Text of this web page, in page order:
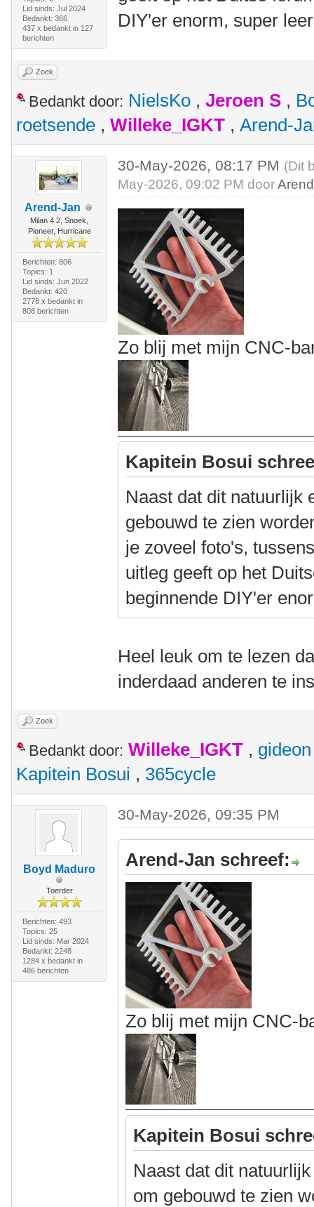
Lid sinds: Jul 2024
Bedankt: 366
437 x bedankt in 127
berichten
DIY'er enorm, super
Zoek
Bedankt door: NielsKo , Jeroen S ,
roetsende , Willeke_IGKT , Arend-
Arend-Jan
Milan 4.2, Snoek,
Pioneer, Hurricane
Berichten: 806
Topics: 1
Lid sinds: Jun 2022
Bedankt: 420
2778 x bedankt in
808 berichten
30-May-2026, 08:17 PM (Dit
May-2026, 09:02 PM door
Zo blij met mijn CNC-
Kapitein Bosui
Naast dat dit natuurlijk
gebouwd te zien
je zoveel foto's,
uitleg geeft op het
beginnende DIY'er
Heel leuk om te lezen
inderdaad anderen te
Zoek
Bedankt door: Willeke_IGKT , gideon
Kapitein Bosui , 365cycle
Boyd Maduro
Toerder
Berichten: 493
Topics: 25
Lid sinds: Mar 2024
Bedankt: 2248
1284 x bedankt in
486 berichten
30-May-2026, 09:35 PM
Arend-Jan schreef:
Zo blij met mijn CNC-
Kapitein Bosui
Naast dat dit
om gebouwd te zien